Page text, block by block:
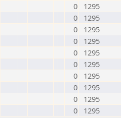
0
1295
0
1295
0
1295
0
1295
0
1295
0
1295
0
1295
0
1295
0
1295
0 1295